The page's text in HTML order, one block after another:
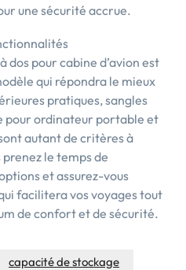
une sécurité accrue.
dos pour cabine d’avion est
qui répondra le mieux
pratiques, sangles
pour ordinateur portable et
autant de critères à
le temps de
et assurez-vous
facilitera vos voyages tout
de confort et de sécurité.
capacité de stockage